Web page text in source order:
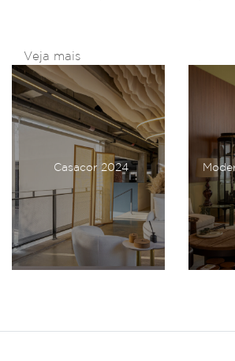
Veja mais
Casacor 2024